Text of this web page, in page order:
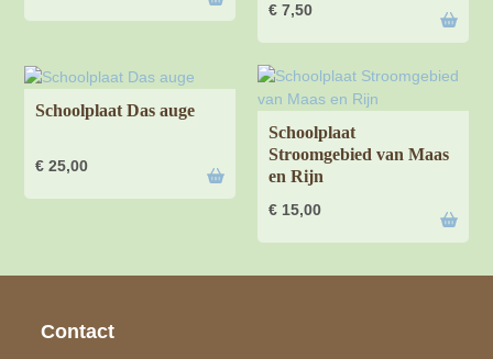
€ 7,50
Schoolplaat Das auge
€ 25,00
Schoolplaat
Stroomgebied van Maas
en Rijn
€ 15,00
Contact